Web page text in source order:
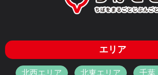
エリア
北西エリア 北東エリア 千葉